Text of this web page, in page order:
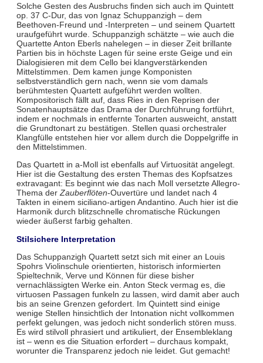
Solche Gesten des Ausbruchs finden sich auch im Quintett
op. 37 C-Dur, das von Ignaz Schuppanzigh – dem
Beethoven-Freund und -Interpreten – und seinem Quartett
uraufgeführt wurde. Schuppanzigh schätzte – wie auch die
Quartette Anton Eberls nahelegen – in dieser Zeit brillante
Partien bis in höchste Lagen für seine erste Geige und ein
Dialogisieren mit dem Cello bei klangverstärkenden
Mittelstimmen. Dem kamen junge Komponisten
selbstverständlich gern nach, wenn sie vom damals
berühmtesten Quartett aufgeführt werden wollten.
Kompositorisch fällt auf, dass Ries in den Reprisen der
Sonatenhauptsätze das Drama der Durchführung fortführt,
indem er nochmals in entfernte Tonarten ausweicht, anstatt
die Grundtonart zu bestätigen. Stellen quasi orchestraler
Klangfülle entstehen hier vor allem durch die Doppelgriffe in
den Mittelstimmen.
Das Quartett in a-Moll ist ebenfalls auf Virtuosität angelegt.
Hier ist die Gestaltung des ersten Themas des Kopfsatzes
extravagant: Es beginnt wie das nach Moll versetzte Allegro-
Thema der Zauberflöten-Ouvertüre und landet nach 4
Takten in einem siciliano-artigen Andantino. Auch hier ist die
Harmonik durch blitzschnelle chromatische Rückungen
wieder äußerst farbig gehalten.
Stilsichere Interpretation
Das Schuppanzigh Quartett setzt sich mit einer an Louis
Spohrs Violinschule orientierten, historisch informierten
Spieltechnik, Verve und Können für diese bisher
vernachlässigten Werke ein. Anton Steck vermag es, die
virtuosen Passagen funkeln zu lassen, wird damit aber auch
bis an seine Grenzen gefordert. Im Quintett sind einige
wenige Stellen hinsichtlich der Intonation nicht vollkommen
perfekt gelungen, was jedoch nicht sonderlich stören muss.
Es wird stilvoll phrasiert und artikuliert, der Ensembleklang
ist – wenn es die Situation erfordert – durchaus kompakt,
worunter die Transparenz jedoch nie leidet. Gut gemacht!